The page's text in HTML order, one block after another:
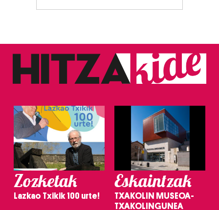
Zozketak
Lazkao Txikik 100 urte!
Eskaintzak
TXAKOLIN MUSEOA-
TXAKOLINGUNEA